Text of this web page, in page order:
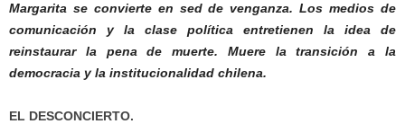
Margarita se convierte en sed de venganza. Los medios de
comunicación y la clase política entretienen la idea de
reinstaurar la pena de muerte. Muere la transición a la
democracia y la institucionalidad chilena.
EL DESCONCIERTO.